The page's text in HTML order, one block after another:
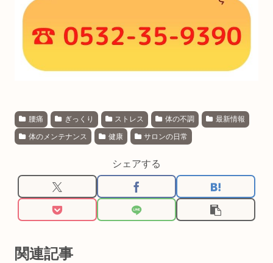
腰痛 ぎっくり ストレス 体の不調 最新情報
体のメンテナンス 健康 サロンの日常
シェアする
関連記事